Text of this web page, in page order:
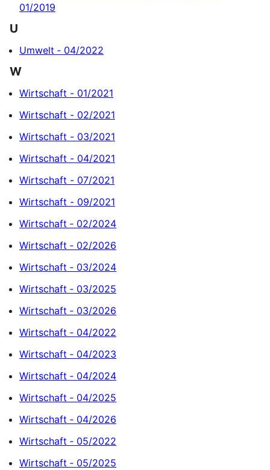
01/2019
U
Umwelt ‐ 04/2022
W
Wirtschaft - 01/2021
Wirtschaft - 02/2021
Wirtschaft - 03/2021
Wirtschaft - 04/2021
Wirtschaft - 07/2021
Wirtschaft - 09/2021
Wirtschaft ‐ 02/2024
Wirtschaft ‐ 02/2026
Wirtschaft ‐ 03/2024
Wirtschaft ‐ 03/2025
Wirtschaft ‐ 03/2026
Wirtschaft ‐ 04/2022
Wirtschaft ‐ 04/2023
Wirtschaft ‐ 04/2024
Wirtschaft ‐ 04/2025
Wirtschaft ‐ 04/2026
Wirtschaft ‐ 05/2022
Wirtschaft ‐ 05/2025